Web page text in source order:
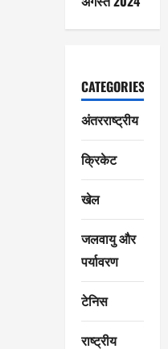
CATEGORIES
अंतरराष्ट्रीय
क्रिकेट
खेल
जलवायु और
पर्यावरण
टेनिस
राष्ट्रीय